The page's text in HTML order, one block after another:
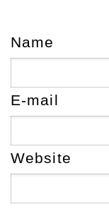
Name
E-mail
Website